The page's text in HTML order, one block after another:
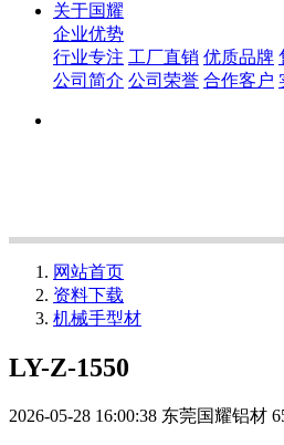
关于国耀
企业优势
行业专注 工厂直销 优质品牌
公司简介 公司荣誉 合作客户
网站首页
资料下载
机械手型材
LY-Z-1550
2026-05-28 16:00:38 东莞国耀铝材